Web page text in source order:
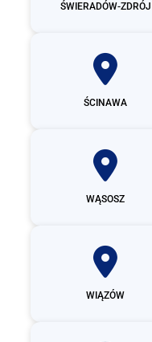
ŚWIERADÓW-ZDRÓJ
ŚCINAWA
WĄSOSZ
WIĄZÓW